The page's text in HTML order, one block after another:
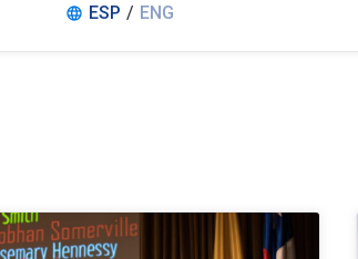
language ESP / ENG